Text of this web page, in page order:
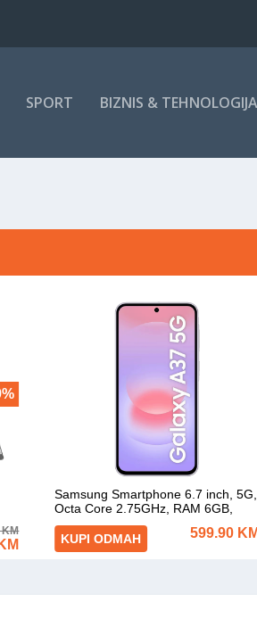
SPORT BIZNIS & TEHNOLOGIJA